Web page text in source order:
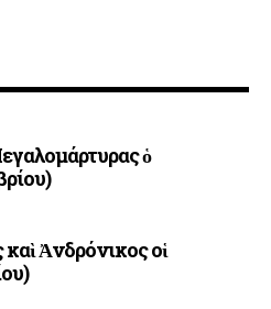
ὁ
Ἀνδρόνικος οἱ